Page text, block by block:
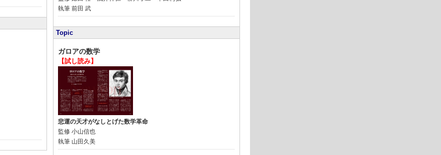
執筆 前田 武
Topic
ガロアの数学
【試し読み】
悲運の天才がなしとげた数学革命
監修 小山信也
執筆 山田久美